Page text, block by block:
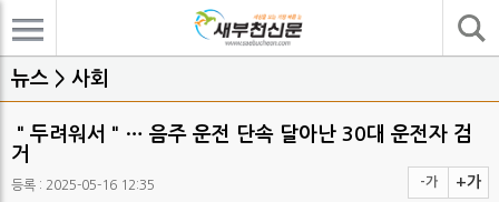
뉴스 > 사회
＂두려워서＂… 음주 운전 단속 달아난 30대 운전자 검
거
등록 : 2025-05-16 12:35 -가 +가